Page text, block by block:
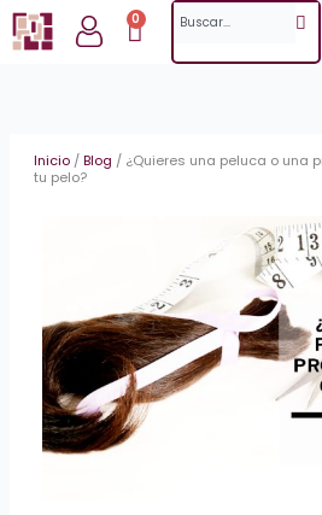
al
0
CartSearch
Inicio/Blog / ¿Quieres una peluca o una
tu pelo?